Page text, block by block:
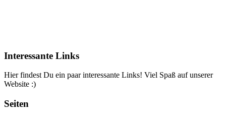
Interessante Links
Hier findest Du ein paar interessante Links! Viel Spaß auf unserer
Website :)
Seiten